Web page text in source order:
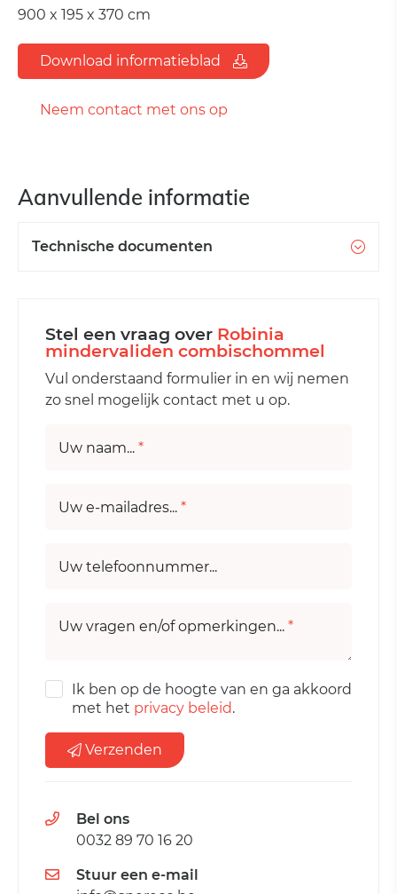
900 x 195 x 370 cm
Download informatieblad
Neem contact met ons op
Aanvullende informatie
Technische documenten
Stel een vraag over Robinia
mindervaliden combischommel
Vul onderstaand formulier in en wij nemen
zo snel mogelijk contact met u op.
Uw naam... *
Uw e-mailadres... *
Uw telefoonnummer...
Uw vragen en/of opmerkingen... *
Ik ben op de hoogte van en ga akkoord
met het privacy beleid.
Verzenden
Bel ons
0032 89 70 16 20
Stuur een e-mail